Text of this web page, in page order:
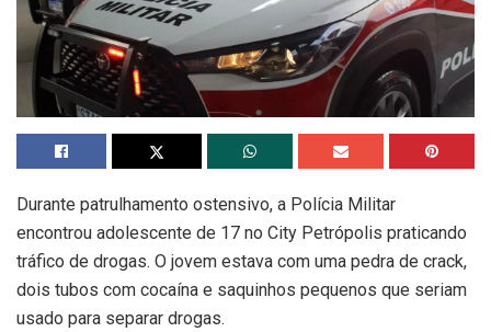
Durante patrulhamento ostensivo, a Polícia Militar
encontrou adolescente de 17 no City Petrópolis praticando
tráfico de drogas. O jovem estava com uma pedra de crack,
dois tubos com cocaína e saquinhos pequenos que seriam
usado para separar drogas.